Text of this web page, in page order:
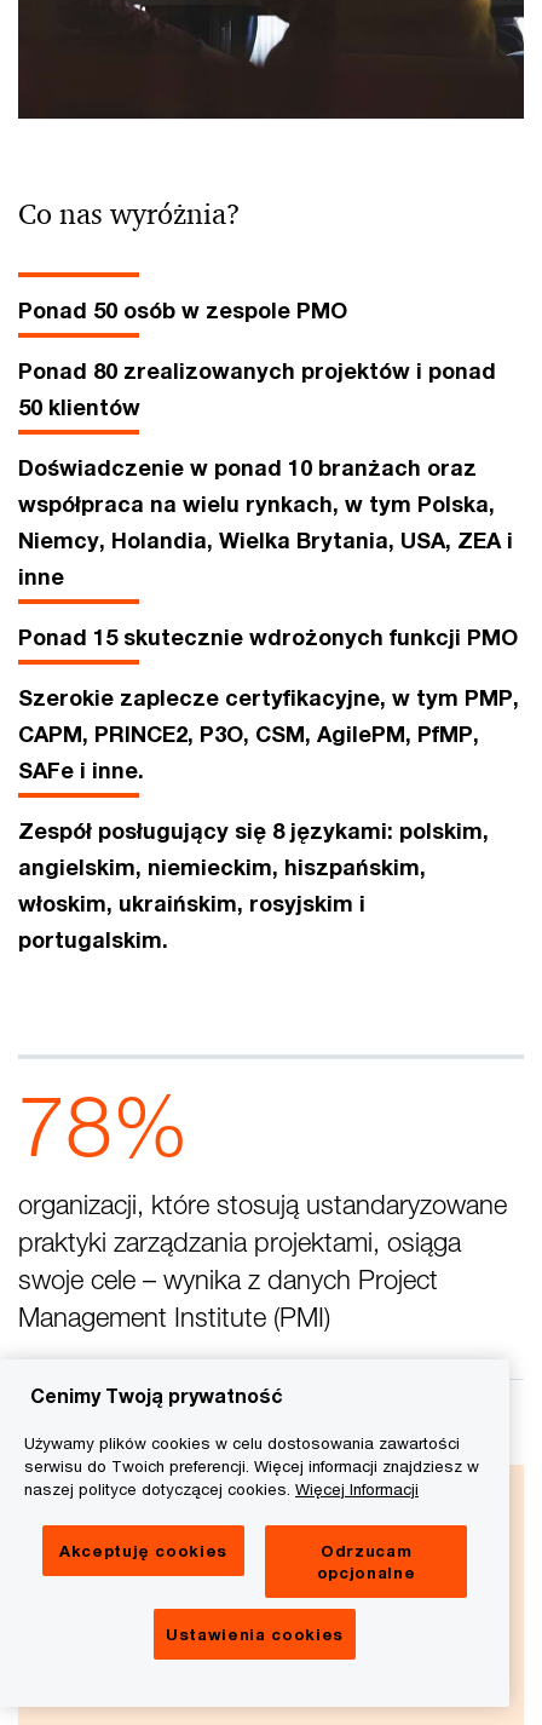
Co nas wyróżnia?
Ponad 50 osób w zespole PMO
Ponad 80 zrealizowanych projektów i ponad
50 klientów
Doświadczenie w ponad 10 branżach oraz
współpraca na wielu rynkach, w tym Polska,
Niemcy, Holandia, Wielka Brytania, USA, ZEA i
inne
Ponad 15 skutecznie wdrożonych funkcji PMO
Szerokie zaplecze certyfikacyjne, w tym PMP,
CAPM, PRINCE2, P3O, CSM, AgilePM, PfMP,
SAFe i inne.
Zespół posługujący się 8 językami: polskim,
angielskim, niemieckim, hiszpańskim,
włoskim, ukraińskim, rosyjskim i
portugalskim.
92%
organizacji, które stosują ustandaryzowane
praktyki zarządzania projektami, osiąga
swoje cele – wynika z danych Project
Management Institute (PMI)
programami i portfelami
Cenimy Twoją prywatność
Używamy plików cookies w celu dostosowania zawartości
serwisu do Twoich preferencji. Więcej informacji znajdziesz w
naszej polityce dotyczącej cookies. Więcej Informacji
Akceptuję cookies
Odrzucam
opcjonalne
Ustawienia cookies